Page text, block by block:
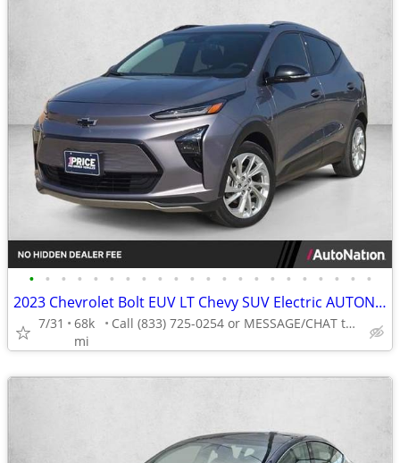
• • • • • • • • • • • • • • • • • • • • • •
2023 Chevrolet Bolt EUV LT Chevy SUV Electric AUTONATION
7/31
68k
mi
Call (833) 725-0254 or MESSAGE/CHAT to confirm availability